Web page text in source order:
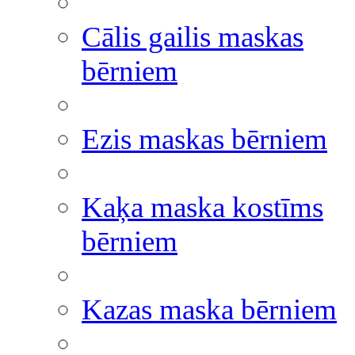
Cālis gailis maskas
bērniem
Ezis maskas bērniem
Kaķa maska kostīms
bērniem
Kazas maska bērniem